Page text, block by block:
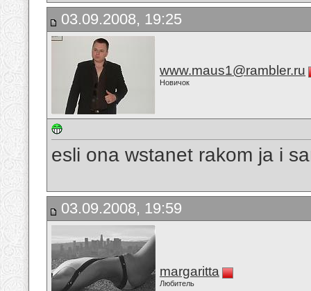
03.09.2008, 19:25
www.maus1@rambler.ru
Новичок
esli ona wstanet rakom ja i
03.09.2008, 19:59
margaritta
Любитель